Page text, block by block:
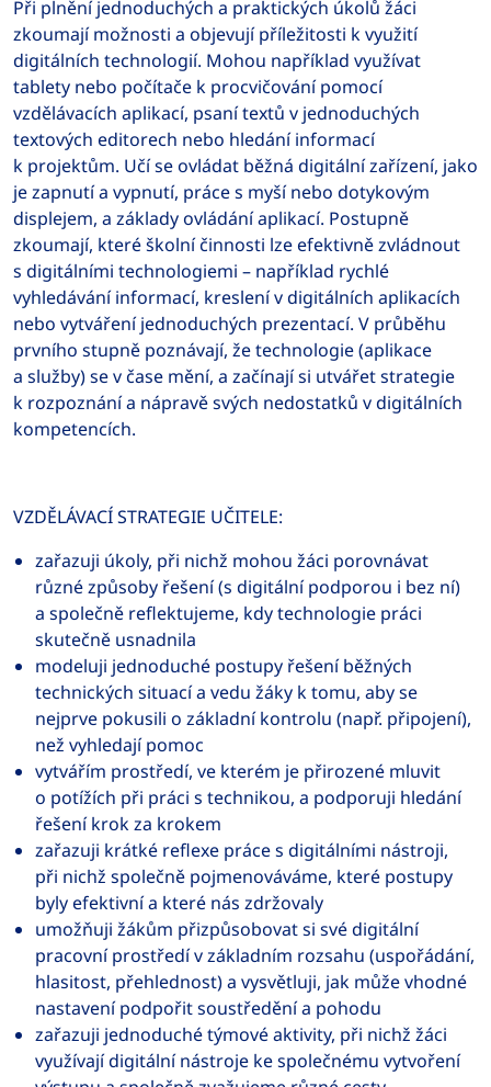
Při plnění jednoduchých a praktických úkolů žáci
zkoumají možnosti a objevují příležitosti k využití
digitálních technologií. Mohou například využívat
tablety nebo počítače k procvičování pomocí
vzdělávacích aplikací, psaní textů v jednoduchých
textových editorech nebo hledání informací
k projektům. Učí se ovládat běžná digitální zařízení, jako
je zapnutí a vypnutí, práce s myší nebo dotykovým
displejem, a základy ovládání aplikací. Postupně
zkoumají, které školní činnosti lze efektivně zvládnout
s digitálními technologiemi – například rychlé
vyhledávání informací, kreslení v digitálních aplikacích
nebo vytváření jednoduchých prezentací. V průběhu
prvního stupně poznávají, že technologie (aplikace
a služby) se v čase mění, a začínají si utvářet strategie
k rozpoznání a nápravě svých nedostatků v digitálních
kompetencích.
VZDĚLÁVACÍ STRATEGIE UČITELE:
zařazuji úkoly, při nichž mohou žáci porovnávat
různé způsoby řešení (s digitální podporou i bez ní)
a společně reflektujeme, kdy technologie práci
skutečně usnadnila
modeluji jednoduché postupy řešení běžných
technických situací a vedu žáky k tomu, aby se
nejprve pokusili o základní kontrolu (např. připojení),
než vyhledají pomoc
vytvářím prostředí, ve kterém je přirozené mluvit
o potížích při práci s technikou, a podporuji hledání
řešení krok za krokem
zařazuji krátké reflexe práce s digitálními nástroji,
při nichž společně pojmenováváme, které postupy
byly efektivní a které nás zdržovaly
umožňuji žákům přizpůsobovat si své digitální
pracovní prostředí v základním rozsahu (uspořádání,
hlasitost, přehlednost) a vysvětluji, jak může vhodné
nastavení podpořit soustředění a pohodu
zařazuji jednoduché týmové aktivity, při nichž žáci
využívají digitální nástroje ke společnému vytvoření